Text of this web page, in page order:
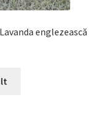
englezească